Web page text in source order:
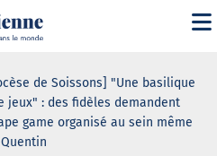
de Soissons] "Une basilique
jeux" : des fidèles demandent
game organisé au sein même